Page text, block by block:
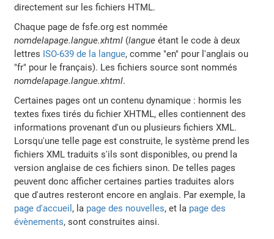
directement sur les fichiers HTML.
Chaque page de fsfe.org est nommée
nomdelapage.langue.xhtml (langue étant le code à deux
lettres ISO-639 de la langue, comme "en" pour l'anglais ou
"fr" pour le français). Les fichiers source sont nommés
nomdelapage.langue.xhtml.
Certaines pages ont un contenu dynamique : hormis les
textes fixes tirés du fichier XHTML, elles contiennent des
informations provenant d'un ou plusieurs fichiers XML.
Lorsqu'une telle page est construite, le système prend les
fichiers XML traduits s'ils sont disponibles, ou prend la
version anglaise de ces fichiers sinon. De telles pages
peuvent donc afficher certaines parties traduites alors
que d'autres resteront encore en anglais. Par exemple, la
page d'accueil , la page des nouvelles, et la page des
évènements, sont construites ainsi.